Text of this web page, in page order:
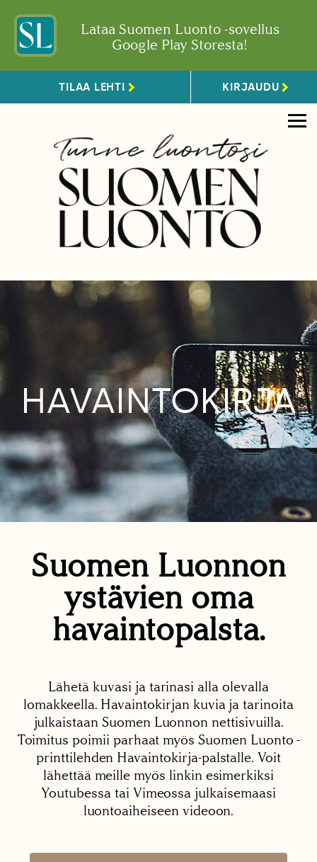
Lataa Suomen Luonto -sovellus
Google Play Storesta!
TILAA LEHTI KIRJAUDU
HAVAINTOKIRJA
Suomen Luonnon
ystävien oma
havaintopalsta.
Lähetä kuvasi ja tarinasi alla olevalla
lomakkeella. Havaintokirjan kuvia ja tarinoita
julkaistaan Suomen Luonnon nettisivuilla.
Toimitus poimii parhaat myös Suomen Luonto -
printtilehden Havaintokirja-palstalle. Voit
lähettää meille myös linkin esimerkiksi
Youtubessa tai Vimeossa julkaisemaasi
luontoaiheiseen videoon.